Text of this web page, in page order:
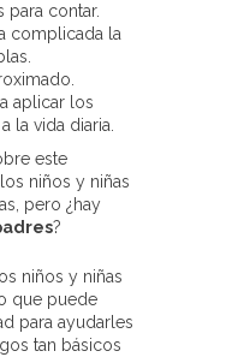
contar.
complicada la
aplicar los
la vida diaria.
este
niños y niñas
pero ¿hay
?
niños y niñas
que puede
para ayudarles
tan básicos